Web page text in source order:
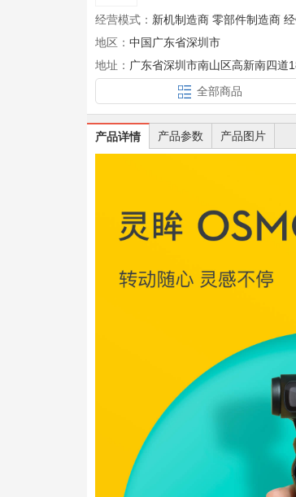
经营模式： 新机制造商 零部件制造商
地区： 中国广东省深圳市
地址： 广东省深圳市南山区高新南四道
全部商品
产品详情 产品参数 产品图片